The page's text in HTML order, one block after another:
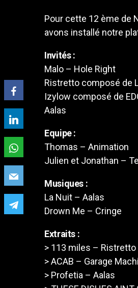
Pour cette 12 ème de
avons installé notre
Invités :
Malo – Hole Right
Ristretto composé de
Izylow composé de
Aalas
Equipe :
Thomas – Animation
Julien et Jonathan –
Musiques :
La Nuit – Aalas
Drown Me – Cringe
Extraits :
> 113 miles – Ristretto
> ACAB – Garage
> Profetia – Aalas